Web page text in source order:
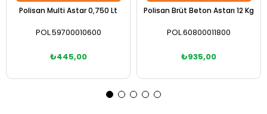
Polisan Multi Astar 0,750 Lt
POL.59700010600
₺445,00
Polisan Brüt Beton Astarı 12 Kg
POL.60800011800
₺935,00